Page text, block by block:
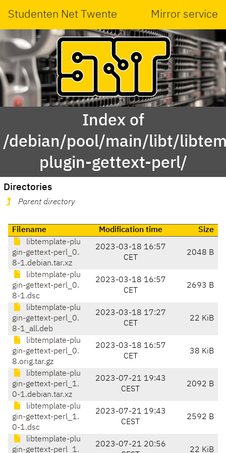
Studenten Net Twente Mirror service
Index of
/debian/pool/main/libt/
plugin-gettext-perl/
Directories
Parent directory
Filename Modification time
Size
libtemplate-plu
gin-gettext-perl_0.
8-1.debian.tar.xz
2023-03-18 16:57
CET
2048 B
libtemplate-plu
gin-gettext-perl_0.
8-1.dsc
2023-03-18 16:57
CET
2693 B
libtemplate-plu
gin-gettext-perl_0.
8-1_all.deb
2023-03-18 17:27
CET
22 KiB
libtemplate-plu
gin-gettext-perl_0.
8.orig.tar.gz
2023-03-18 16:57
CET
38 KiB
libtemplate-plu
gin-gettext-perl_1.
0-1.debian.tar.xz
2023-07-21 19:43
CEST
2092 B
libtemplate-plu
gin-gettext-perl_1.
0-1.dsc
2023-07-21 19:43
CEST
2592 B
libtemplate-plu
gin-gettext-perl_1.
2023-07-21 20:56
22 KiB